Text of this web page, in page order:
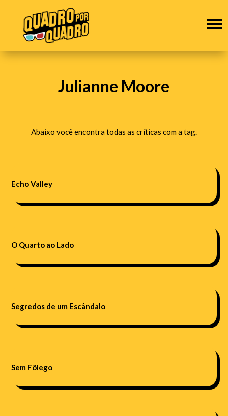
Julianne Moore
Abaixo você encontra todas as críticas com a tag.
Echo Valley
O Quarto ao Lado
Segredos de um Escândalo
Sem Fôlego